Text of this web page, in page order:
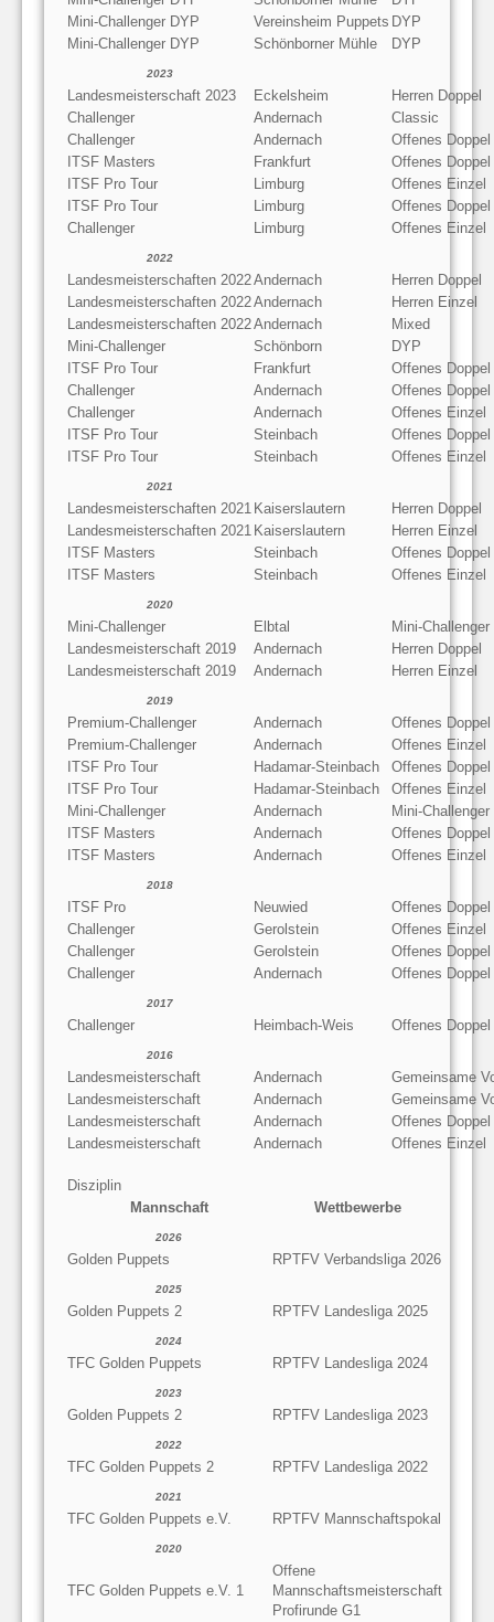
Mini-Challenger DYP
Vereinsheim Puppets DYP
Mini-Challenger DYP
Schönborner Mühle DYP
2023
Landesmeisterschaft 2023 Eckelsheim
Herren Doppel
Challenger
Andernach
Classic
Challenger
Andernach
Offenes Doppel
ITSF Masters
Frankfurt
Offenes Doppel
ITSF Pro Tour
Limburg
Offenes Einzel
ITSF Pro Tour
Limburg
Offenes Doppel
Challenger
Limburg Offenes Einzel
2022
Landesmeisterschaften 2022Andernach
Herren Doppel
Landesmeisterschaften 2022Andernach
Herren Einzel
Landesmeisterschaften 2022Andernach
Mixed
Mini-Challenger
Schönborn
DYP
ITSF Pro Tour
Frankfurt
Offenes Doppel
Challenger
Andernach
Offenes Doppel
Challenger
Andernach
Offenes Einzel
ITSF Pro Tour
Steinbach
Offenes Doppel
ITSF Pro Tour
Steinbach Offenes Einzel
2021
Landesmeisterschaften 2021 Kaiserslautern
Herren Doppel
Landesmeisterschaften 2021 Kaiserslautern
Herren Einzel
ITSF Masters
Steinbach
Offenes Doppel
ITSF Masters
Steinbach Offenes Einzel
2020
Mini-Challenger Elbtal
Mini-Challenger
Landesmeisterschaft 2019
Andernach
Herren Doppel
Landesmeisterschaft 2019
Andernach Herren Einzel
2019
Premium-Challenger Andernach
Offenes Doppel
Premium-Challenger
Andernach
Offenes Einzel
ITSF Pro Tour
Hadamar-Steinbach
Offenes Doppel
ITSF Pro Tour
Hadamar-Steinbach
Offenes Einzel
Mini-Challenger
Andernach
Mini-Challenger
ITSF Masters
Andernach
Offenes Doppel
ITSF Masters
Andernach Offenes Einzel
2018
ITSF Pro Neuwied
Offenes Doppel
Challenger
Gerolstein
Offenes Einzel
Challenger
Gerolstein
Offenes Doppel
Challenger
Andernach Offenes Doppel
2017
Challenger Heimbach-Weis Offenes Doppel
2016
Landesmeisterschaft Andernach
Gemeinsame
Landesmeisterschaft
Andernach
Gemeinsame
Landesmeisterschaft
Andernach
Offenes Doppel
Landesmeisterschaft
Andernach Offenes Einzel
Disziplin
Mannschaft
Wettbewerbe
2026
Golden Puppets RPTFV Verbandsliga 2026
2025
Golden Puppets 2 RPTFV Landesliga 2025
2024
TFC Golden Puppets RPTFV Landesliga 2024
2023
Golden Puppets 2 RPTFV Landesliga 2023
2022
TFC Golden Puppets 2 RPTFV Landesliga 2022
2021
TFC Golden Puppets e.V. RPTFV Mannschaftspokal
2020
TFC Golden Puppets e.V. 1
Offene
Mannschaftsmeisterschaft
Profirunde G1